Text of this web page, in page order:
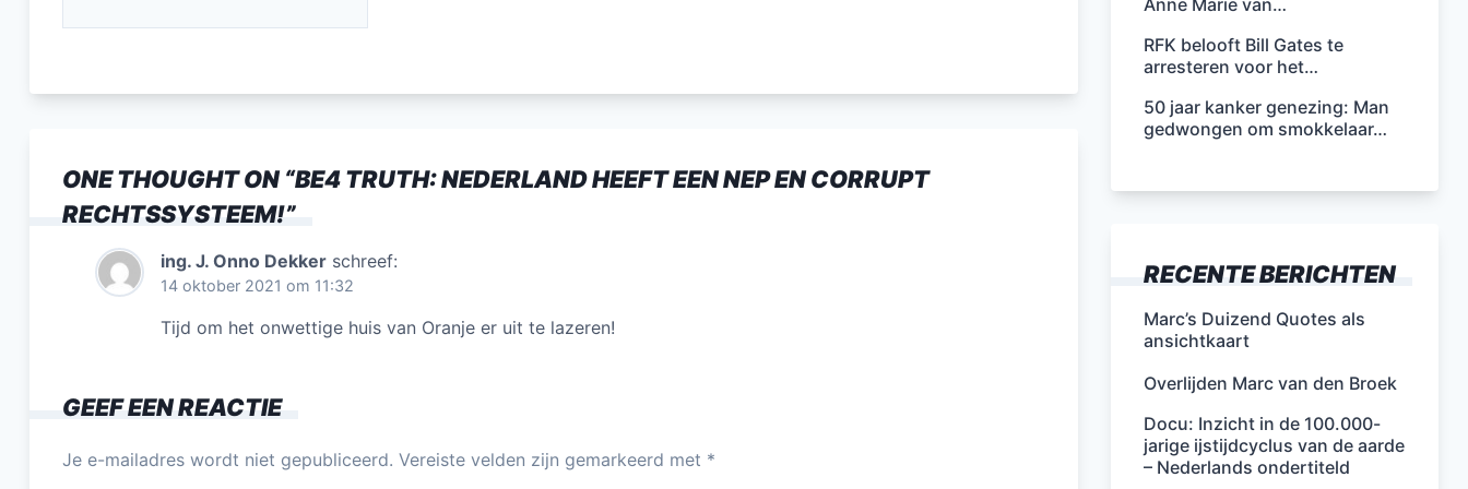
b
k
dI A
ONE THOUGHT ON “BE4 TRUTH: NEDERLAND HEEFT EEN NEP EN CORRUPT
RECHTSSYSTEEM!”
ing. J. Onno Dekker schreef:
14 oktober 2021 om 11:32
Tijd om het onwettige huis van Oranje er uit te lazeren!
GEEF EEN REACTIE
Je e-mailadres wordt niet gepubliceerd. Vereiste velden zijn gemarkeerd met *
Anne Marie van…
RFK belooft Bill Gates te
arresteren voor het…
50 jaar kanker genezing: Man
gedwongen om smokkelaar…
RECENTE BERICHTEN
Marc’s Duizend Quotes als
ansichtkaart
Overlijden Marc van den Broek
Docu: Inzicht in de 100.000-
jarige ijstijdcyclus van de aarde
– Nederlands ondertiteld